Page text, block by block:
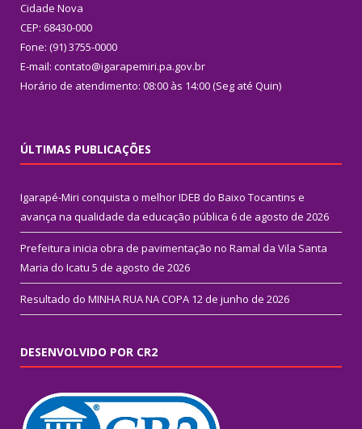
Cidade Nova
CEP: 68430-000
Fone: (91) 3755-0000
E-mail: contato@igarapemiri.pa.gov.br
Horário de atendimento: 08:00 às 14:00 (Seg até Quin)
ÚLTIMAS PUBLICAÇÕES
Igarapé-Miri conquista o melhor IDEB do Baixo Tocantins e
avança na qualidade da educação pública 6 de agosto de 2026
Prefeitura inicia obra de pavimentação no Ramal da Vila Santa
Maria do Icatu 5 de agosto de 2026
Resultado do MINHA RUA NA COPA 12 de junho de 2026
DESENVOLVIDO POR CR2